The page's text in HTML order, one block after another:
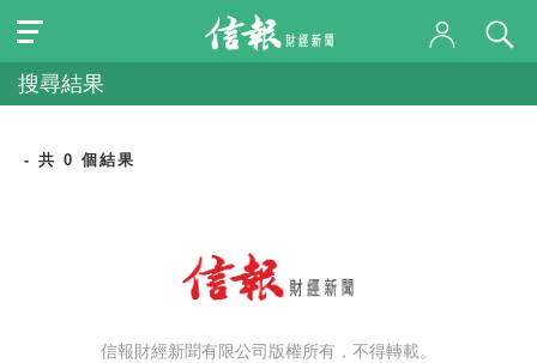
搜尋結果
- 共 0 個結果
信報財經新聞有限公司版權所有，不得轉載。